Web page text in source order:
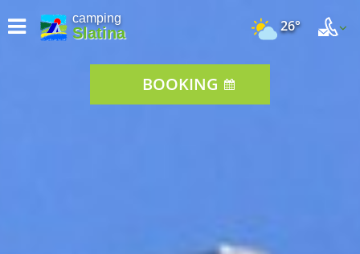
camping
Slatina 26°
BOOKING